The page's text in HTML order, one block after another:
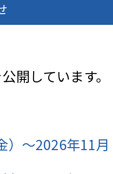
開しています。
）～2026年11